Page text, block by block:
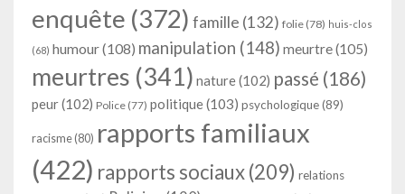
enquête (372) famille (132) folie (78) huis-clos
(68) humour(108) manipulation (148) meurtre(105)
meurtres (341) nature(102) passé (186)
peur(102) Police (77) politique(103) psychologique(89)
racisme (80) rapports familiaux
(422) rapports sociaux(209) relations